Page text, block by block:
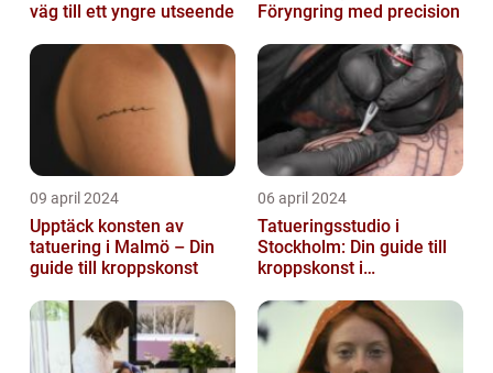
väg till ett yngre utseende
Föryngring med precision
09 april 2024
Upptäck konsten av
tatuering i Malmö – Din
guide till kroppskonst
06 april 2024
Tatueringsstudio i
Stockholm: Din guide till
kroppskonst i